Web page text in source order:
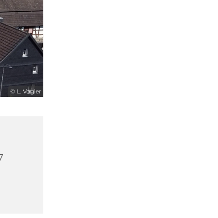
© L. Vogler